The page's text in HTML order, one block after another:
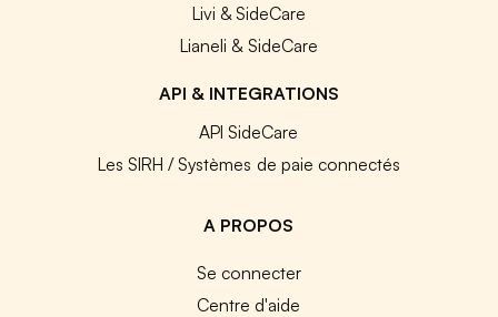
Livi & SideCare
Lianeli & SideCare
API & INTEGRATIONS
API SideCare
Les SIRH / Systèmes de paie connectés
A PROPOS
Se connecter
Centre d'aide